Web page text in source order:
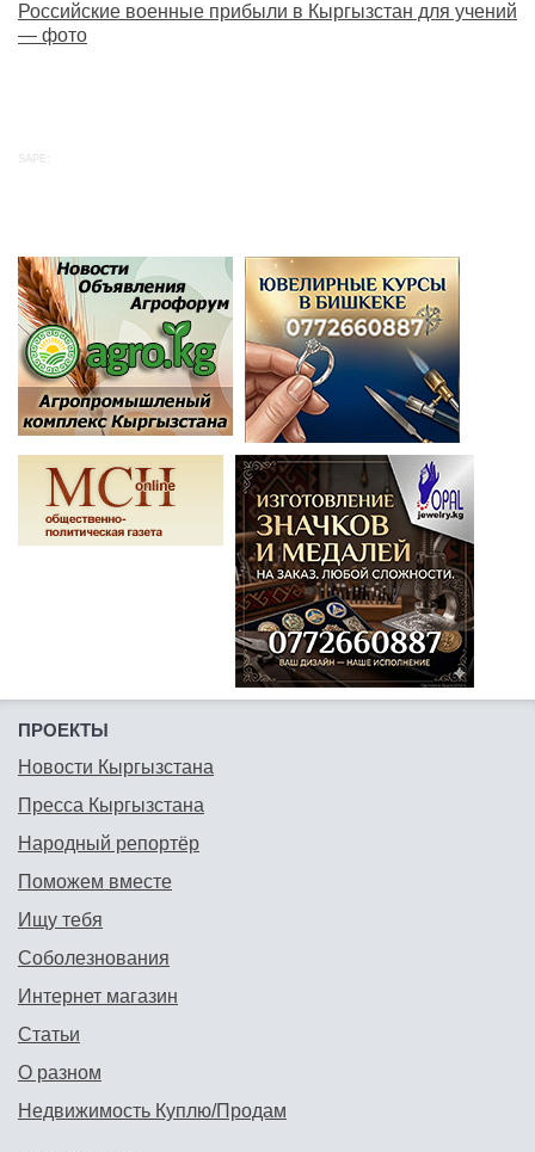
Российские военные прибыли в Кыргызстан для учений
— фото
SAPE:
ПРОЕКТЫ
Новости Кыргызстана
Пресса Кыргызстана
Народный репортёр
Поможем вместе
Ищу тебя
Соболезнования
Интернет магазин
Статьи
О разном
Недвижимость Куплю/Продам